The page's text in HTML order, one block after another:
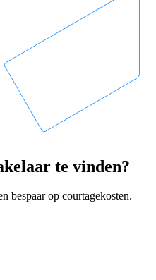
te vinden?
bespaar op courtagekosten.